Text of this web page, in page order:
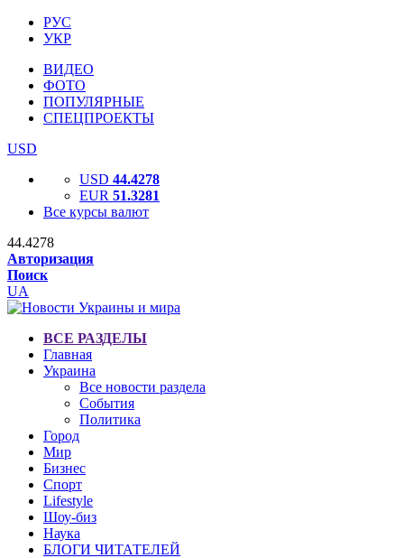
РУС
УКР
ВИДЕО
ФОТО
ПОПУЛЯРНЫЕ
СПЕЦПРОЕКТЫ
USD
USD 44.4278
EUR 51.3281
Все курсы валют
44.4278
Авторизация
Поиск
UA
ВСЕ РАЗДЕЛЫ
Главная
Украина
Все новости раздела
События
Политика
Город
Мир
Бизнес
Спорт
Lifestyle
Шоу-биз
Наука
БЛОГИ ЧИТАТЕЛЕЙ